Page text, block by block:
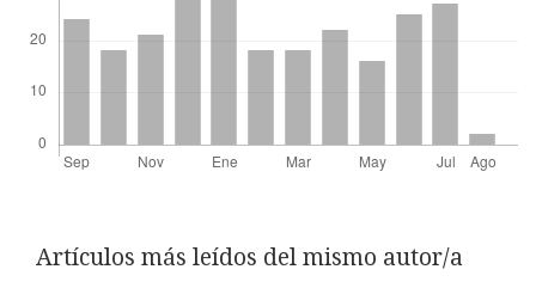
Artículos más leídos del mismo autor/a